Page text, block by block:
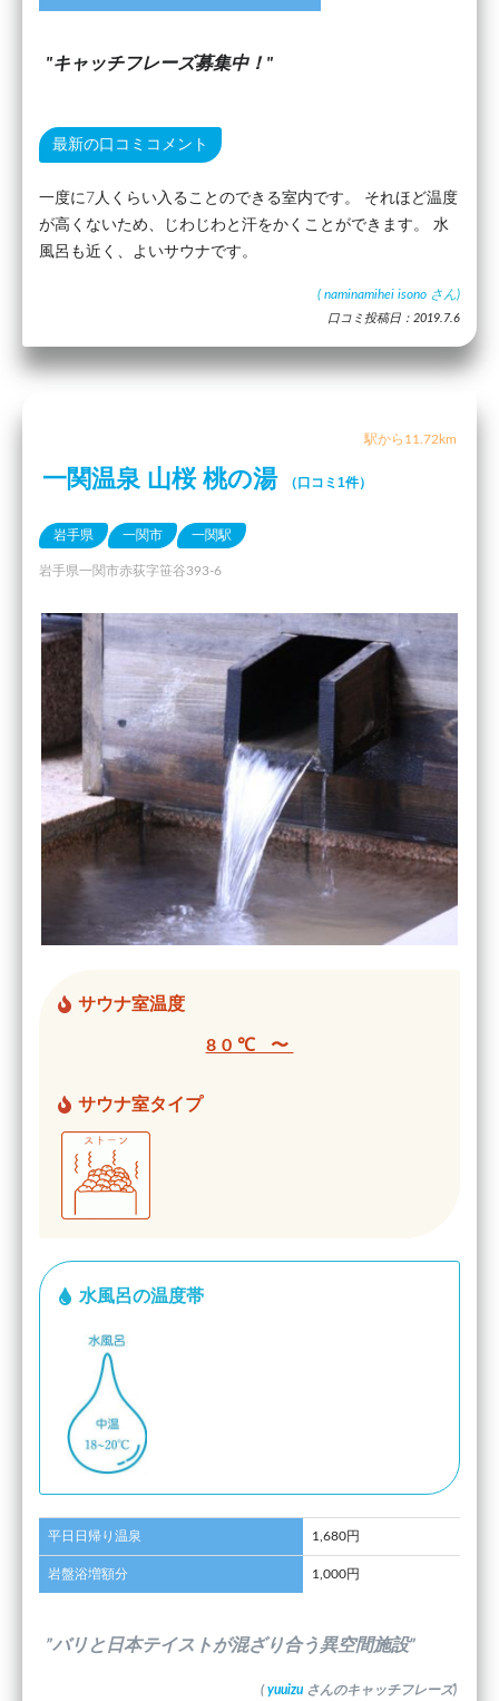
キャッチフレーズ募集中！
最新の口コミコメント
一度に7人くらい入ることのできる室内です。 それほど温度
が高くないため、じわじわと汗をかくことができます。 水
風呂も近く、よいサウナです。
( naminamihei isono さん)
口コミ投稿日：2019.7.6
駅から11.72km
一関温泉 山桜 桃の湯 （口コミ1件）
岩手県 一関市 一関駅
岩手県一関市赤荻字笹谷393-6
サウナ室温度
80℃ 〜
サウナ室タイプ
水風呂の温度帯
平日日帰り温泉 1,680円
岩盤浴増額分 1,000円
”バリと日本テイストが混ざり合う異空間施設”
( yuuizu さんのキャッチフレーズ)